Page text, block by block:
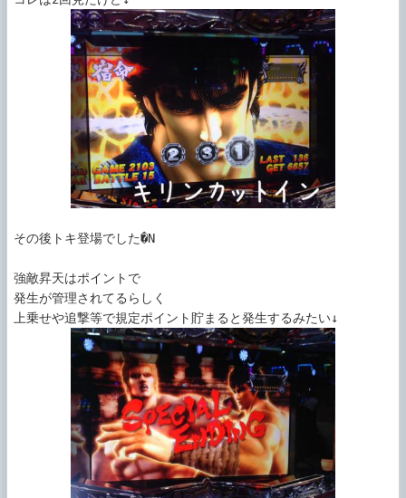
その後トキ登場でした�N
強敵昇天はポイントで
発生が管理されてるらしく